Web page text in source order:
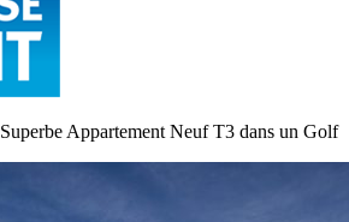
Superbe Appartement Neuf T3 dans un Golf